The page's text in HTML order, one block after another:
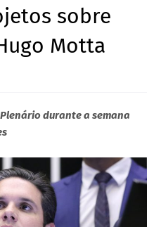
sobre
Motta
durante a semana